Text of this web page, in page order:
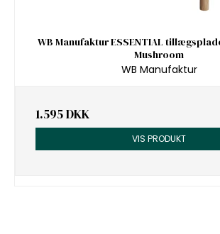
WB Manufaktur ESSENTIAL
Mushroom
WB Manufaktur
1.595 DKK
VIS PRODUKT